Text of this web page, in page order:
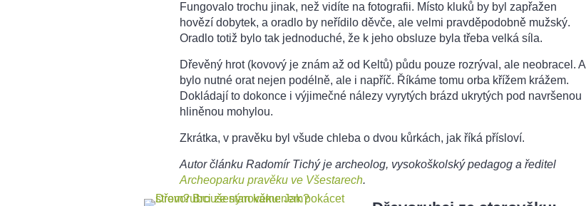
Fungovalo trochu jinak, než vidíte na fotografii. Místo kluků by byl zapřažen
hovězí dobytek, a oradlo by neřídilo děvče, ale velmi pravděpodobně mužský.
Oradlo totiž bylo tak jednoduché, že k jeho obsluze byla třeba velká síla.
Dřevěný hrot (kovový je znám až od Keltů) půdu pouze rozrýval, ale neobracel. A
bylo nutné orat nejen podélně, ale i napříč. Říkáme tomu orba křížem krážem.
Dokládají to dokonce i výjimečné nálezy vyrytých brázd ukrytých pod navršenou
hliněnou mohylou.
Zkrátka, v pravěku byl všude chleba o dvou kůrkách, jak říká přísloví.
Autor článku Radomír Tichý je archeolog, vysokoškolský pedagog a ředitel
Archeoparku pravěku ve Všestarech.